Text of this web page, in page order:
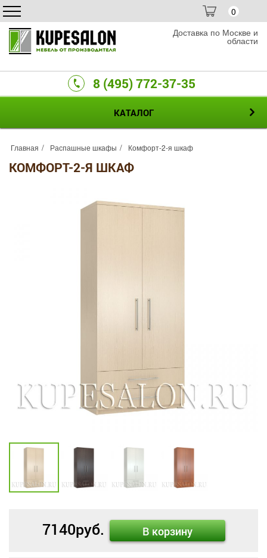
0
Доставка по Москве и
области
8 (495) 772-37-35
КАТАЛОГ
Главная Распашные шкафы Комфорт-2-я шкаф
КОМФОРТ-2-Я ШКАФ
7140руб. В корзину